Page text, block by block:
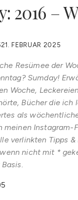
2016 –
21. FEBRUAR 2025
Resümee der
Sumday!
Woche,
Bücher die ich
als
meinen Instagram-
verlinkten Tipps
nicht mit *